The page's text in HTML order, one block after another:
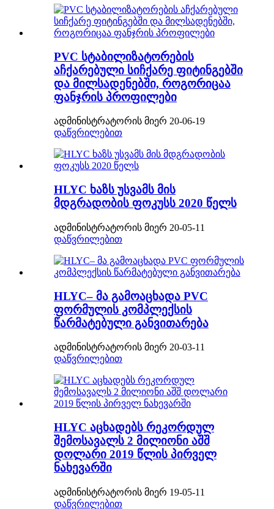
PVC სტაბილიზატორების
აჩქარებული სიჩქარე ფიტინგებში
და მილსადენებში, როგორიცაა
ფანჯრის პროფილები
ადმინისტრატორის მიერ 20-06-19
დაწვრილებით
HLYC ხაზს უსვამს მის
მდგრადობის ფოკუსს 2020 წელს
ადმინისტრატორის მიერ 20-05-11
დაწვრილებით
HLYC– მა გამოაცხადა PVC
ფორმულის კომპლექსის
წარმატებული განვითარება
ადმინისტრატორის მიერ 20-03-11
დაწვრილებით
HLYC აცხადებს რეკორდულ
შემოსავალს 2 მილიონი აშშ
დოლარი 2019 წლის პირველ
ნახევარში
ადმინისტრატორის მიერ 19-05-11
დაწვრილებით